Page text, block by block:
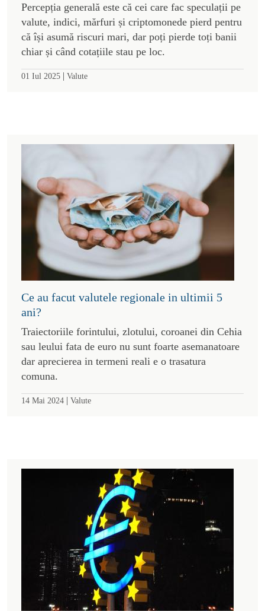
Percepția generală este că cei care fac speculații pe
valute, indici, mărfuri și criptomonede pierd pentru
că își asumă riscuri mari, dar poți pierde toți banii
chiar și când cotațiile stau pe loc.
01 Iul 2025 | Valute
Ce au facut valutele regionale in ultimii 5
ani?
Traiectoriile forintului, zlotului, coroanei din Cehia
sau leului fata de euro nu sunt foarte asemanatoare
dar aprecierea in termeni reali e o trasatura
comuna.
14 Mai 2024 | Valute